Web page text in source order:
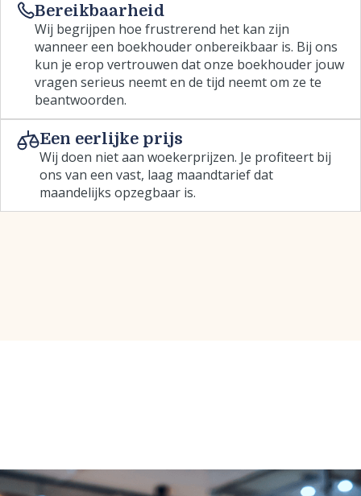
Bereikbaarheid
Wij begrijpen hoe frustrerend het kan zijn
wanneer een boekhouder onbereikbaar is. Bij ons
kun je erop vertrouwen dat onze boekhouder jouw
vragen serieus neemt en de tijd neemt om ze te
beantwoorden.
Een eerlijke prijs
Wij doen niet aan woekerprijzen. Je profiteert bij
ons van een vast, laag maandtarief dat
maandelijks opzegbaar is.